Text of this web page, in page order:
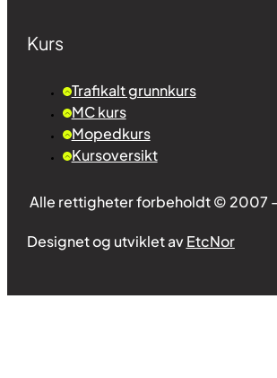
Kurs
Trafikalt grunnkurs
MC kurs
Mopedkurs
Kursoversikt
Alle rettigheter forbeholdt © 2007
Designet og utviklet avEtcNor